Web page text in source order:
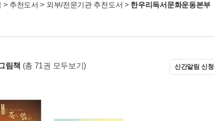
> 추천도서 > 외부/전문기관 추천도서 > 한우리독서문화운동본부
림책 (총 71권 모두보기) 신간알림 신청